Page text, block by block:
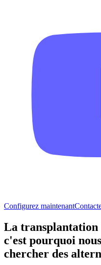
Configurez maintenant
La
c'est pourquoi
chercher des